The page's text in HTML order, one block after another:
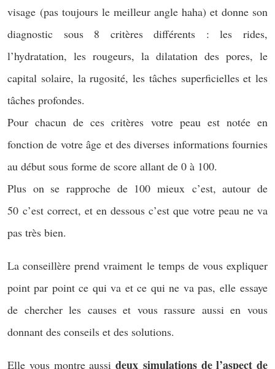
visage (pas toujours le meilleur angle haha) et donne son
diagnostic sous 8 critères différents : les rides,
l’hydratation, les rougeurs, la dilatation des pores, le
capital solaire, la rugosité, les tâches superficielles et les
tâches profondes.
Pour chacun de ces critères votre peau est notée en
fonction de votre âge et des diverses informations fournies
au début sous forme de score allant de 0 à 100.
Plus on se rapproche de 100 mieux c’est, autour de
50 c’est correct, et en dessous c’est que votre peau ne va
pas très bien.
La conseillère prend vraiment le temps de vous expliquer
point par point ce qui va et ce qui ne va pas, elle essaye
de chercher les causes et vous rassure aussi en vous
donnant des conseils et des solutions.
Elle vous montre aussi deux simulations de l’aspect de